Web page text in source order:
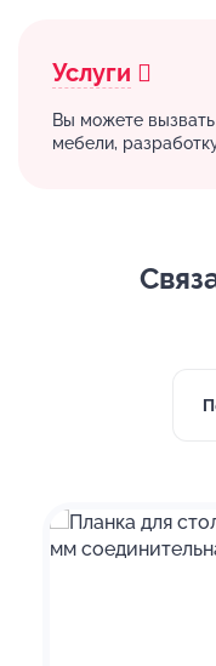
Услуги
Вы можете
мебели,